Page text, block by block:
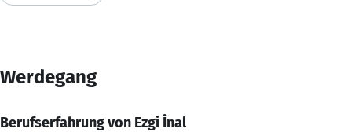
Werdegang
Berufserfahrung von Ezgi İnal